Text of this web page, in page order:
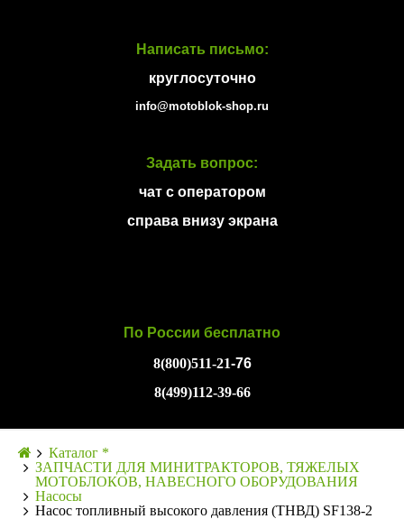
Написать письмо:
круглосуточно
info@motoblok-shop.ru
Задать вопрос:
чат с оператором
справа внизу экрана
По России бесплатно
8(800)511-21-76
8(499)112-39-66
Каталог *
ЗАПЧАСТИ ДЛЯ МИНИТРАКТОРОВ, ТЯЖЕЛЫХ
МОТОБЛОКОВ, НАВЕСНОГО ОБОРУДОВАНИЯ
Насосы
Насос топливный высокого давления (ТНВД) SF138-2